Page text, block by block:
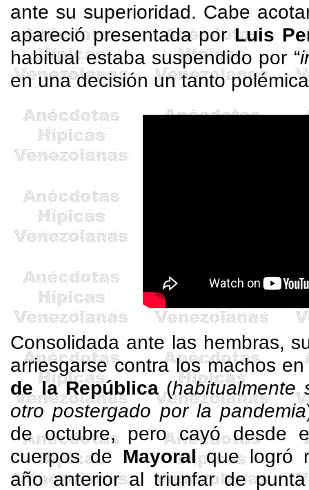
ante su superioridad. Cabe
apareció presentada porLuis
habitual estaba suspendido por “
en una decisión un tanto
Consolidada ante las hembras,
arriesgarse contra los machos
de la República(habitualmente
otro postergado por la pandemia
de octubre, pero cayó desde
cuerpos de Mayoralque logró
año anterior al triunfar de